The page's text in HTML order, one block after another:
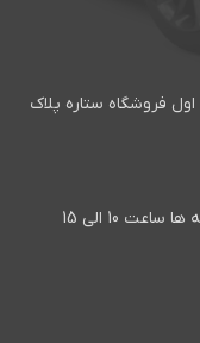
فروشگاه ستاره پلاک